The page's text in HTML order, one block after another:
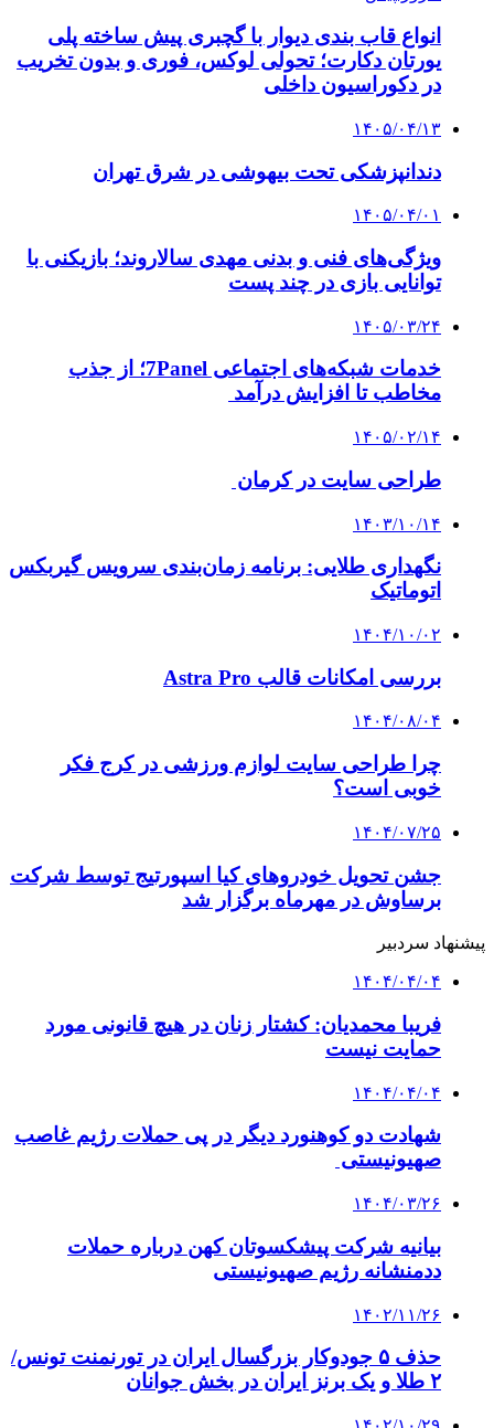
انواع قاب بندی دیوار با گچبری پیش ساخته پلی
یورتان دکارت؛ تحولی لوکس، فوری و بدون تخریب
در دکوراسیون داخلی
۱۴۰۵/۰۴/۱۳
دندانپزشکی تحت بیهوشی در شرق تهران
۱۴۰۵/۰۴/۰۱
ویژگی‌های فنی و بدنی مهدی سالاروند؛ بازیکنی با
توانایی بازی در چند پست
۱۴۰۵/۰۳/۲۴
خدمات شبکه‌های اجتماعی 7Panel؛ از جذب
مخاطب تا افزایش درآمد
۱۴۰۵/۰۲/۱۴
طراحی سایت در کرمان
۱۴۰۳/۱۰/۱۴
نگهداری طلایی: برنامه زمان‌بندی سرویس گیربکس
اتوماتیک
۱۴۰۴/۱۰/۰۲
بررسی امکانات قالب Astra Pro
۱۴۰۴/۰۸/۰۴
چرا طراحی سایت لوازم ورزشی در کرج فکر
خوبی است؟
۱۴۰۴/۰۷/۲۵
جشن تحویل خودروهای کیا اسپورتیج توسط شرکت
برساوش در مهرماه برگزار شد
پیشنهاد سردبیر
۱۴۰۴/۰۴/۰۴
فریبا محمدیان: کشتار زنان در هیچ قانونی مورد
حمایت نیست
۱۴۰۴/۰۴/۰۴
شهادت دو کوهنورد دیگر در پی حملات رژیم غاصب
صهیونیستی
۱۴۰۴/۰۳/۲۶
بیانیه شرکت پیشکسوتان کهن درباره حملات
ددمنشانه رژیم صهیونیستی
۱۴۰۲/۱۱/۲۶
حذف ۵ جودوکار بزرگسال ایران در تورنمنت تونس/
۲ طلا و یک برنز ایران در بخش جوانان